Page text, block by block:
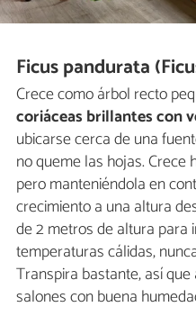
Ficus pandurata
Crece como árbol recto
coriáceas brillantes con
ubicarse cerca de una
no queme las hojas.
pero manteniéndola en
crecimiento a una altura
de 2 metros de altura para
temperaturas cálidas,
Transpira bastante, así
salones con buena